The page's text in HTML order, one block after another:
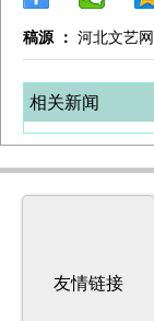
稿源 ： 河北文艺网
相关新闻
友情链接